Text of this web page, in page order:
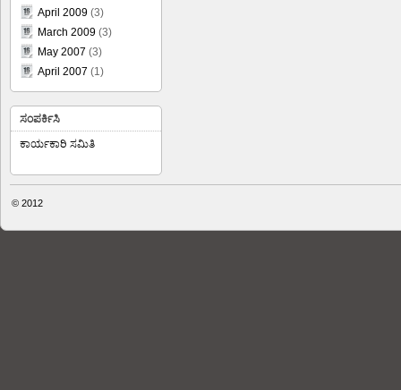
April 2009 (3)
March 2009 (3)
May 2007 (3)
April 2007 (1)
ಸಂಪರ್ಕಿಸಿ
ಕಾರ್ಯಕಾರಿ ಸಮಿತಿ
© 2012